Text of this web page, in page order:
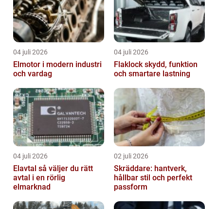
04 juli 2026
Elmotor i modern industri
och vardag
04 juli 2026
Flaklock skydd, funktion
och smartare lastning
04 juli 2026
Elavtal så väljer du rätt
avtal i en rörlig
elmarknad
02 juli 2026
Skräddare: hantverk,
hållbar stil och perfekt
passform